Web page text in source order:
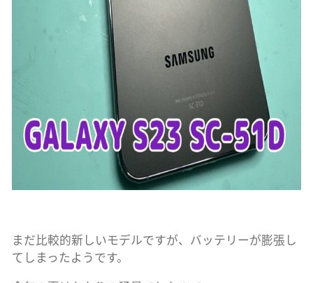
まだ比較的新しいモデルですが、バッテリーが膨張し
てしまったようです。